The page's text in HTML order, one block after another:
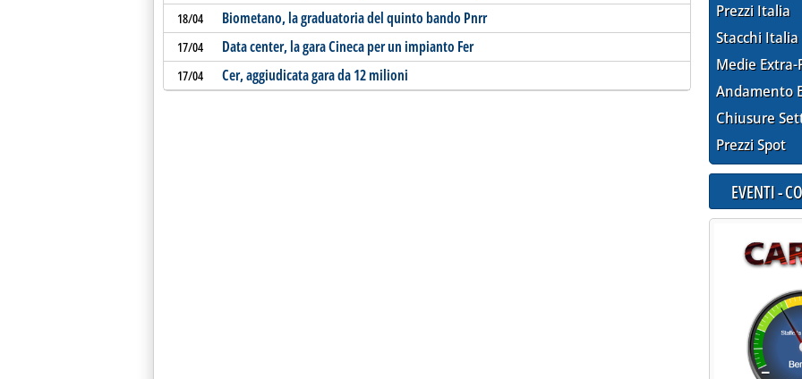
18/04 Biometano, la graduatoria del quinto bando Pnrr
17/04 Data center, la gara Cineca per un impianto Fer
17/04 Cer, aggiudicata gara da 12 milioni
Prezzi Italia
Stacchi Italia
Medie Extra-
Andamento
Chiusure
Prezzi Spot
EVENTI -